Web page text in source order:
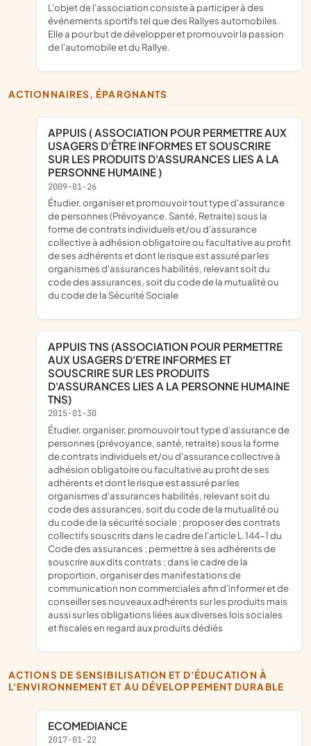
L'objet de l'association consiste à participer à des
événements sportifs tel que des Rallyes automobiles.
Elle a pour but de développer et promouvoir la passion
de l'automobile et du Rallye.
ACTIONNAIRES, ÉPARGNANTS
APPUIS ( ASSOCIATION POUR PERMETTRE AUX
USAGERS D'ÊTRE INFORMES ET SOUSCRIRE
SUR LES PRODUITS D'ASSURANCES LIES A LA
PERSONNE HUMAINE )
2009-01-26
étudier, organiser et promouvoir tout type d'assurance
de personnes (Prévoyance, Santé, Retraite) sous la
forme de contrats individuels et/ou d'assurance
collective à adhésion obligatoire ou facultative au profit
de ses adhérents et dont le risque est assuré par les
organismes d'assurances habilités, relevant soit du
code des assurances, soit du code de la mutualité ou
du code de la Sécurité Sociale
APPUIS TNS (ASSOCIATION POUR PERMETTRE
AUX USAGERS D'ETRE INFORMES ET
SOUSCRIRE SUR LES PRODUITS
D'ASSURANCES LIES A LA PERSONNE HUMAINE
TNS)
2015-01-30
étudier, organiser, promouvoir tout type d'assurance de
personnes (prévoyance, santé, retraite) sous la forme
de contrats individuels et/ou d'assurance collective à
adhésion obligatoire ou facultative au profit de ses
adhérents et dont le risque est assuré par les
organismes d'assurances habilités, relevant soit du
code des assurances, soit du code de la mutualité ou
du code de la sécurité sociale ; proposer des contrats
collectifs souscrits dans le cadre de l'article L.144-1 du
Code des assurances ; permettre à ses adhérents de
souscrire aux dits contrats ; dans le cadre de la
proportion, organiser des manifestations de
communication non commerciales afin d'informer et de
conseiller ses nouveaux adhérents sur les produits mais
aussi sur les obligations liées aux diverses lois sociales
et fiscales en regard aux produits dédiés
ACTIONS DE SENSIBILISATION ET D'ÉDUCATION À
L'ENVIRONNEMENT ET AU DÉVELOPPEMENT DURABLE
ECOMEDIANCE
2017-01-22